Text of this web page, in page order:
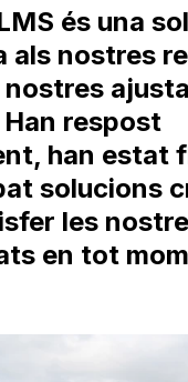
és una
als nostres
nostres
respost
han estat
solucions
les
en tot